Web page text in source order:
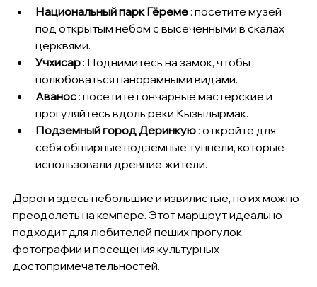
Национальный парк Гёреме : посетите музей
под открытым небом с высеченными в скалах
церквями.
Учхисар : Поднимитесь на замок, чтобы
полюбоваться панорамными видами.
Аванос : посетите гончарные мастерские и
прогуляйтесь вдоль реки Кызылырмак.
Подземный город Деринкую : откройте для
себя обширные подземные туннели, которые
использовали древние жители.
Дороги здесь небольшие и извилистые, но их можно
преодолеть на кемпере. Этот маршрут идеально
подходит для любителей пеших прогулок,
фотографии и посещения культурных
достопримечательностей.